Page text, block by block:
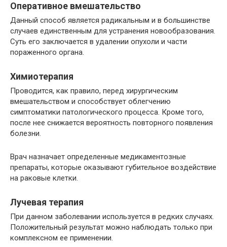
Оперативное вмешательство
Данный способ является радикальным и в большинстве
случаев единственным для устранения новообразования.
Суть его заключается в удалении опухоли и части
пораженного органа.
Химиотерапия
Проводится, как правило, перед хирургическим
вмешательством и способствует облегчению
симптоматики патологического процесса. Кроме того,
после нее снижается вероятность повторного появления
болезни.
Врач назначает определенные медикаментозные
препараты, которые оказывают губительное воздействие
на раковые клетки.
Лучевая терапия
При данном заболевании используется в редких случаях.
Положительный результат можно наблюдать только при
комплексном ее применении.